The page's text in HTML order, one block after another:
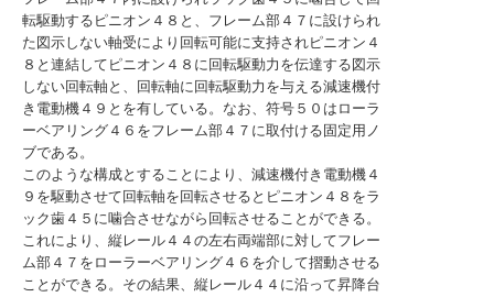
転駆動するピニオン４８と、フレーム部４７に設けられ
た図示しない軸受により回転可能に支持されピニオン４
８と連結してピニオン４８に回転駆動力を伝達する図示
しない回転軸と、回転軸に回転駆動力を与える減速機付
き電動機４９とを有している。なお、符号５０はローラ
ーベアリング４６をフレーム部４７に取付ける固定用ノ
ブである。
このような構成とすることにより、減速機付き電動機４
９を駆動させて回転軸を回転させるとピニオン４８をラ
ック歯４５に噛合させながら回転させることができる。
これにより、縦レール４４の左右両端部に対してフレー
ム部４７をローラーベアリング４６を介して摺動させる
ことができる。その結果、縦レール４４に沿って昇降台